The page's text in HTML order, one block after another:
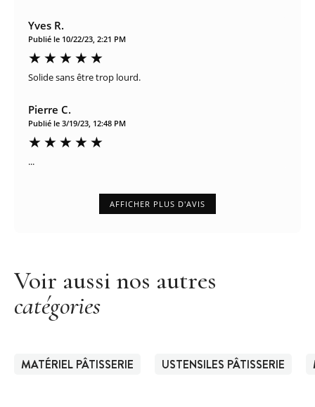
Yves R.
Publié le 10/22/23, 2:21 PM
Solide sans être trop lourd.
Pierre C.
Publié le 3/19/23, 12:48 PM
...
AFFICHER PLUS D'AVIS
Voir aussi nos autres
catégories
MATÉRIEL PÂTISSERIE USTENSILES PÂTISSERIE